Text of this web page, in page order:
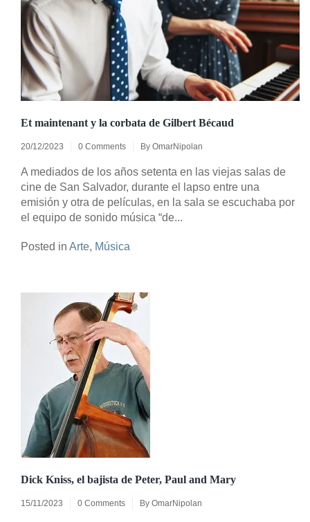
Et maintenant y la corbata de Gilbert Bécaud
20/12/2023 0 Comments By OmarNipolan
A mediados de los años setenta en las viejas salas de
cine de San Salvador, durante el lapso entre una
emisión y otra de películas, en la sala se escuchaba por
el equipo de sonido música “de...
Posted in Arte, Música
Dick Kniss, el bajista de Peter, Paul and Mary
15/11/2023 0 Comments By OmarNipolan